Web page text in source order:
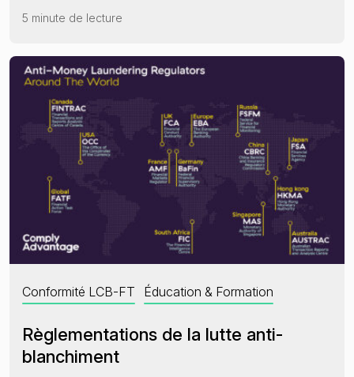
5 minute de lecture
Conformité LCB-FT Éducation & Formation
Règlementations de la lutte anti-
blanchiment